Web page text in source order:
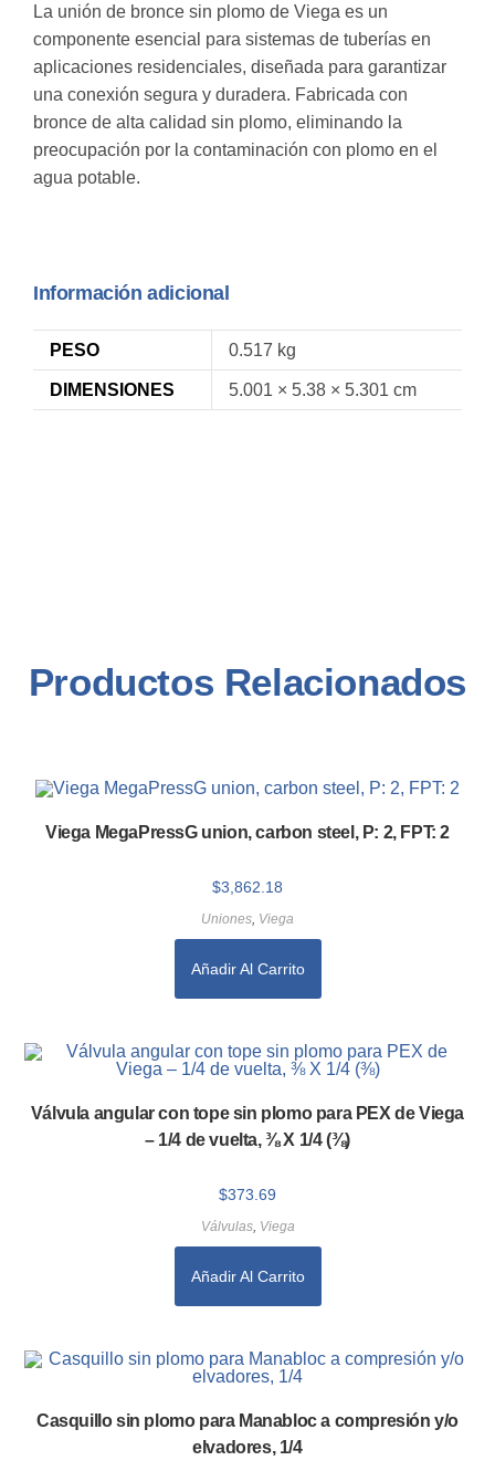
La unión de bronce sin plomo de Viega es un
componente esencial para sistemas de tuberías en
aplicaciones residenciales, diseñada para garantizar
una conexión segura y duradera. Fabricada con
bronce de alta calidad sin plomo, eliminando la
preocupación por la contaminación con plomo en el
agua potable.
Información adicional
PESO 0.517 kg
DIMENSIONES 5.001 × 5.38 × 5.301 cm
Productos Relacionados
Viega MegaPressG union, carbon steel, P: 2, FPT: 2
$3,862.18
Uniones, Viega
Añadir Al Carrito
Válvula angular con tope sin plomo para PEX de Viega
– 1/4 de vuelta, ⅜ X 1/4 (⅜)
$373.69
Válvulas, Viega
Añadir Al Carrito
Casquillo sin plomo para Manabloc a compresión y/o
elvadores, 1/4